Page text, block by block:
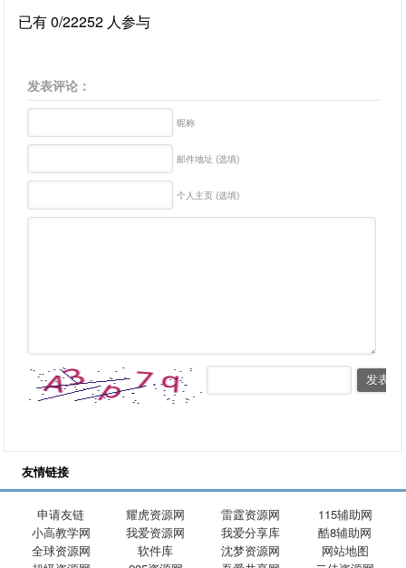
已有 0/22252 人参与
发表评论：
昵称
邮件地址 (选填)
个人主页 (选填)
友情链接
申请友链 耀虎资源网 雷霆资源网
115辅助网
小高教学网
我爱资源网 我爱分享库
酷8辅助网
全球资源网
软件库 沈梦资源网
网站地图